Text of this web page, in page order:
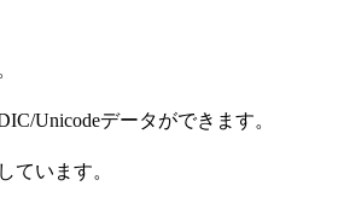
Unicodeデータができます。
ています。